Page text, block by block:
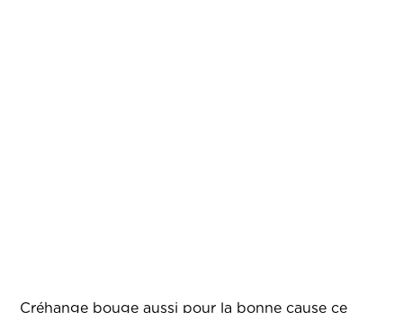
Créhange bouge aussi pour la bonne cause ce